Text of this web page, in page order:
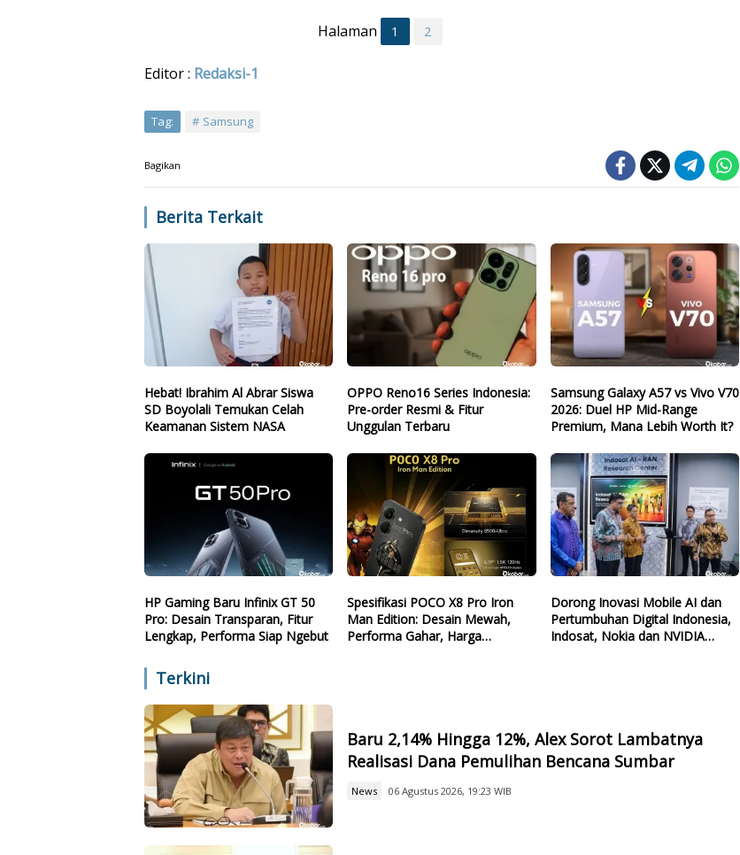
Halaman 1 2
Editor : Redaksi-1
Tag: Samsung
Bagikan
Berita Terkait
Hebat! Ibrahim Al Abrar Siswa
SD Boyolali Temukan Celah
Keamanan Sistem NASA
OPPO Reno16 Series Indonesia:
Pre-order Resmi & Fitur
Unggulan Terbaru
Samsung Galaxy A57 vs Vivo V70
2026: Duel HP Mid-Range
Premium, Mana Lebih Worth It?
HP Gaming Baru Infinix GT 50
Pro: Desain Transparan, Fitur
Lengkap, Performa Siap Ngebut
Spesifikasi POCO X8 Pro Iron
Man Edition: Desain Mewah,
Performa Gahar, Harga
Dorong Inovasi Mobile AI dan
Pertumbuhan Digital Indonesia,
Indosat, Nokia dan NVIDIA
Terkini
Baru 2,14% Hingga 12%, Alex Sorot Lambatnya
Realisasi Dana Pemulihan Bencana Sumbar
News 06 Agustus 2026, 19:23 WIB